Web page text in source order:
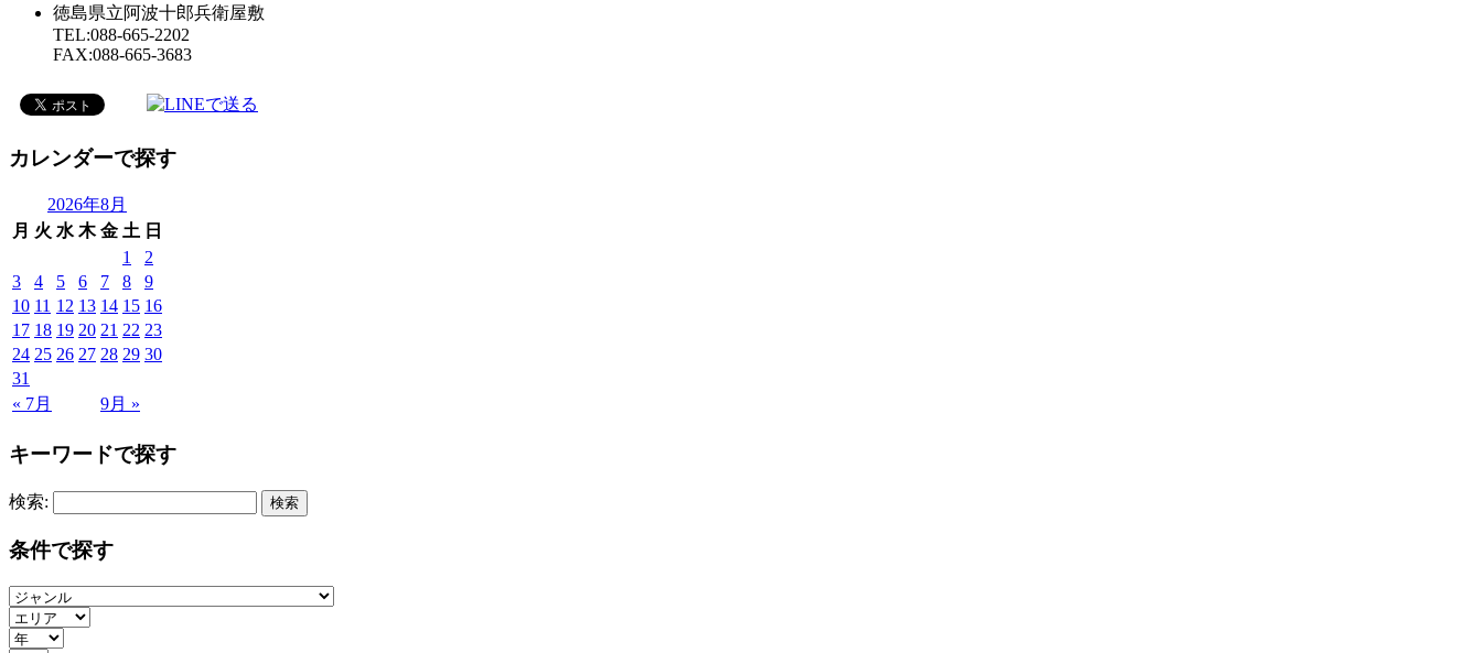
徳島県立阿波十郎兵衛屋敷
TEL:088-665-2202
FAX:088-665-3683
カレンダーで探す
2026年8月
月 火 水 木 金 土 日
« 7月 9月 »
1
2
3
4 5 6 7 8
9
10 11 12 13 14 15 16
17 18 19 20 21 22 23
24 25 26 27 28 29 30
31
キーワードで探す
検索:
条件で探す